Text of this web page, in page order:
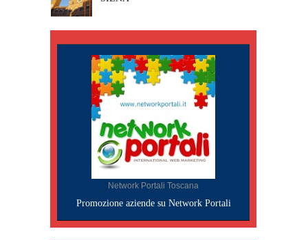
Network Portali Toscana
Promozione aziende su Network Portali